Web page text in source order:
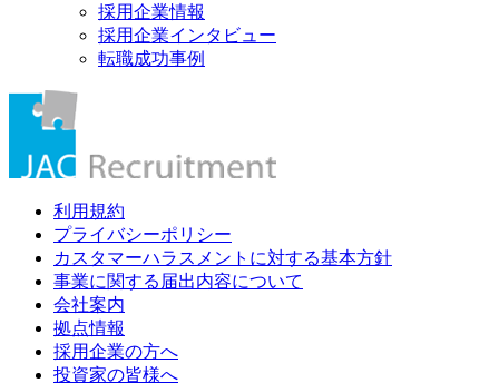
採用企業情報
採用企業インタビュー
転職成功事例
利用規約
プライバシーポリシー
カスタマーハラスメントに対する基本方針
事業に関する届出内容について
会社案内
拠点情報
採用企業の方へ
投資家の皆様へ